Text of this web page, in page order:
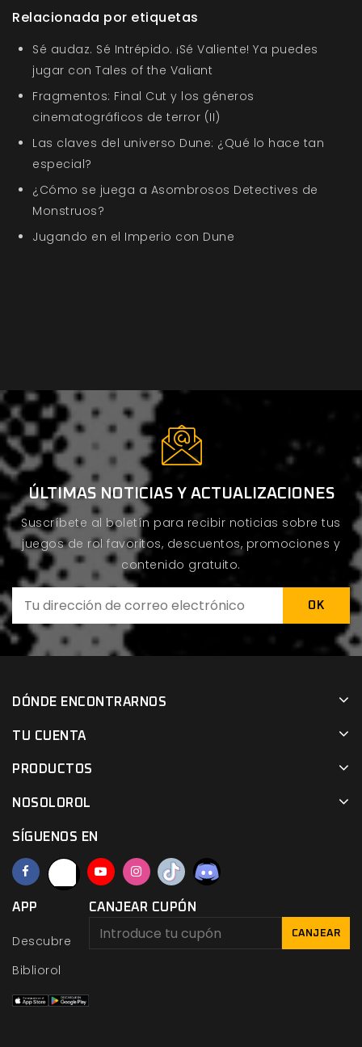
Relacionada por etiquetas
Sé audaz. Sé Intrépido. ¡Sé Valiente! Ya puedes
jugar con Tales of the Valiant
Fragmentos: Final Cut y los géneros
cinematográficos de terror (II)
Las claves del universo Dune: ¿Qué lo hace tan
especial?
¿Cómo se juega a Asombrosos Detectives de
Monstruos?
Jugando en el Imperio con Dune
ÚLTIMAS NOTICIAS Y ACTUALIZACIONES
Suscríbete al boletín para recibir noticias sobre tus
juegos de rol favoritos, descuentos, promociones y
contenido gratuito.
DÓNDE ENCONTRARNOS
TU CUENTA
PRODUCTOS
NOSOLOROL
SÍGUENOS EN
APP
Descubre
Bibliorol
CANJEAR CUPÓN
CANJEAR